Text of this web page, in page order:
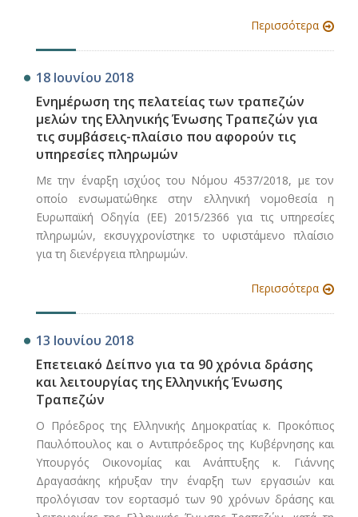
Περισσότερα
18 Ιουνίου 2018
Ενημέρωση της πελατείας των τραπεζών
μελών της Ελληνικής Ένωσης Τραπεζών για
τις συμβάσεις-πλαίσιο που αφορούν τις
υπηρεσίες πληρωμών
Με την έναρξη ισχύος του Νόμου 4537/2018, με τον
οποίο ενσωματώθηκε στην ελληνική νομοθεσία η
Ευρωπαϊκή Οδηγία (ΕΕ) 2015/2366 για τις υπηρεσίες
πληρωμών, εκσυγχρονίστηκε το υφιστάμενο πλαίσιο
για τη διενέργεια πληρωμών.
Περισσότερα
13 Ιουνίου 2018
Επετειακό Δείπνο για τα 90 χρόνια δράσης
και λειτουργίας της Ελληνικής Ένωσης
Τραπεζών
Ο Πρόεδρος της Ελληνικής Δημοκρατίας κ. Προκόπιος
Παυλόπουλος και ο Αντιπρόεδρος της Κυβέρνησης και
Υπουργός Οικονομίας και Ανάπτυξης κ. Γιάννης
Δραγασάκης κήρυξαν την έναρξη των εργασιών και
προλόγισαν τον εορτασμό των 90 χρόνων δράσης και